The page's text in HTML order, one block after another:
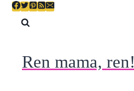
Skip
Ren mama, ren!